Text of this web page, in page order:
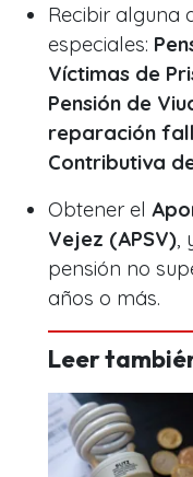
Recibir alguna
especiales:
Víctimas de
Pensión de
reparación
Contributiva
Obtener el
Vejez (APSV),
pensión no
años o más.
Leer